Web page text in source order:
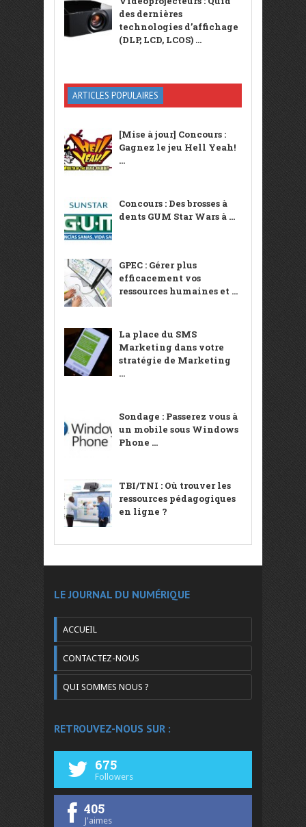
des dernières
technologies d’affichage
(DLP, LCD, LCOS) ...
ARTICLES POPULAIRES
[Mise à jour] Concours :
Gagnez le jeu Hell Yeah!
...
Concours : Des brosses à
dents GUM Star Wars à ...
GPEC : Gérer plus
efficacement vos
ressources humaines et ...
La place du SMS
Marketing dans votre
stratégie de Marketing
...
Sondage : Passerez vous à
un mobile sous Windows
Phone ...
TBI/TNI : Où trouver les
ressources pédagogiques
en ligne ?
LE JOURNAL DU NUMÉRIQUE
ACCUEIL
CONTACTEZ-NOUS
QUI SOMMES NOUS ?
RETROUVEZ-NOUS SUR :
675
Followers
405
J'aimes